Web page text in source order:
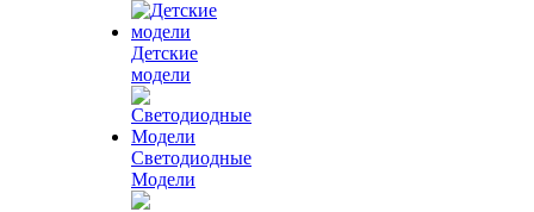
Детские
модели
Светодиодные
Модели